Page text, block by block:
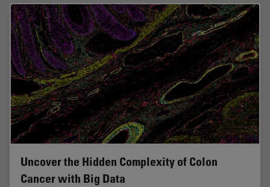
Uncover the Hidden Complexity of Colon
Cancer with Big Data